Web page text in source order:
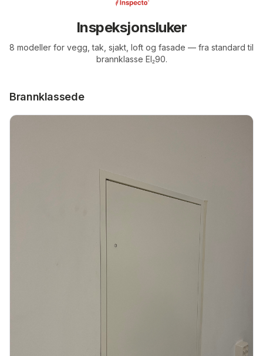
Inspeksjonsluker
8 modeller for vegg, tak, sjakt, loft og fasade — fra standard til
brannklasse EI₂90.
Brannklassede